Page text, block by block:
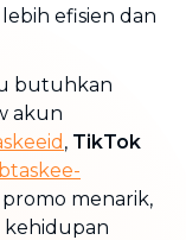
efisien dan
butuhkan
akun
, TikTok
menarik,
kehidupan